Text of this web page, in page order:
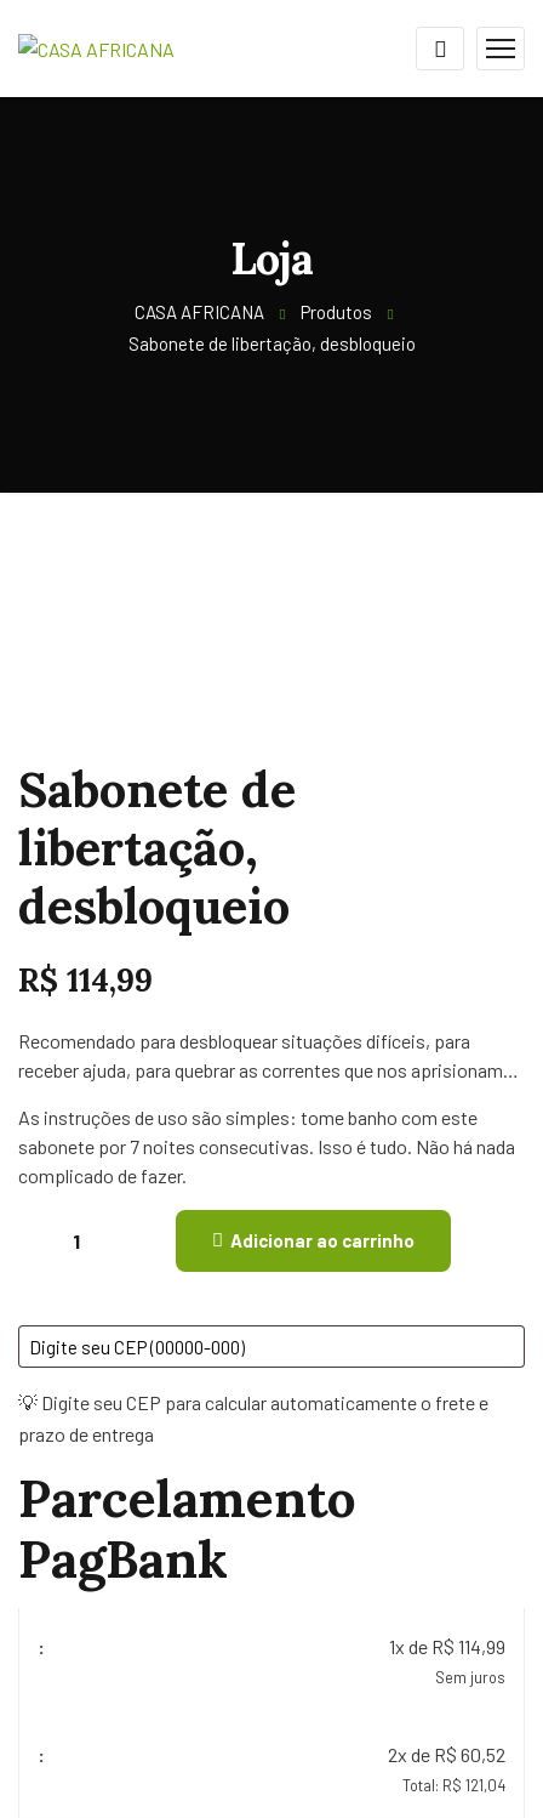
Loja
CASA AFRICANA
Produtos
Sabonete de libertação, desbloqueio
Sabonete de
libertação,
desbloqueio
R$ 114,99
Recomendado para desbloquear situações difíceis, para
receber ajuda, para quebrar as correntes que nos aprisionam…
As instruções de uso são simples: tome banho com este
sabonete por 7 noites consecutivas. Isso é tudo. Não há nada
complicado de fazer.
Adicionar ao carrinho
💡 Digite seu CEP para calcular automaticamente o frete e
prazo de entrega
Parcelamento
PagBank
1x de R$ 114,99
Sem juros
2x de R$ 60,52
Total: R$ 121,04